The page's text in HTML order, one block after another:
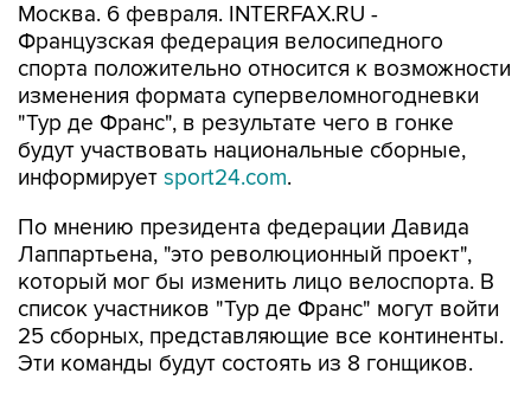
Москва. 6 февраля. INTERFAX.RU -
Французская федерация велосипедного
спорта положительно относится к возможности
изменения формата супервеломногодневки
"Тур де Франс", в результате чего в гонке
будут участвовать национальные сборные,
информирует sport24.com.
По мнению президента федерации Давида
Лаппартьена, "это революционный проект",
который мог бы изменить лицо велоспорта. В
список участников "Тур де Франс" могут войти
25 сборных, представляющие все континенты.
Эти команды будут состоять из 8 гонщиков.